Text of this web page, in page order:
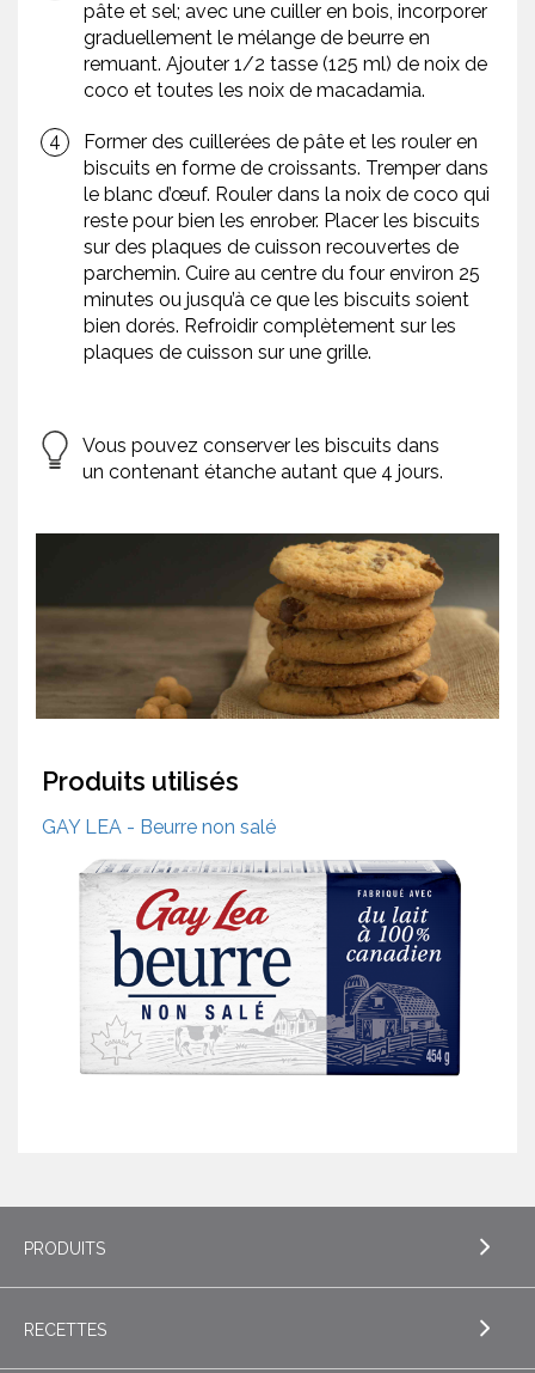
pâte et sel; avec une cuiller en bois, incorporer
graduellement le mélange de beurre en
remuant. Ajouter 1/2 tasse (125 ml) de noix de
coco et toutes les noix de macadamia.
Former des cuillerées de pâte et les rouler en
biscuits en forme de croissants. Tremper dans
le blanc d’œuf. Rouler dans la noix de coco qui
reste pour bien les enrober. Placer les biscuits
sur des plaques de cuisson recouvertes de
parchemin. Cuire au centre du four environ 25
minutes ou jusqu’à ce que les biscuits soient
bien dorés. Refroidir complètement sur les
plaques de cuisson sur une grille.
Vous pouvez conserver les biscuits dans
un contenant étanche autant que 4 jours.
Produits utilisés
GAY LEA - Beurre non salé
PRODUITS
EXPLORE PRODUITS
RECETTES